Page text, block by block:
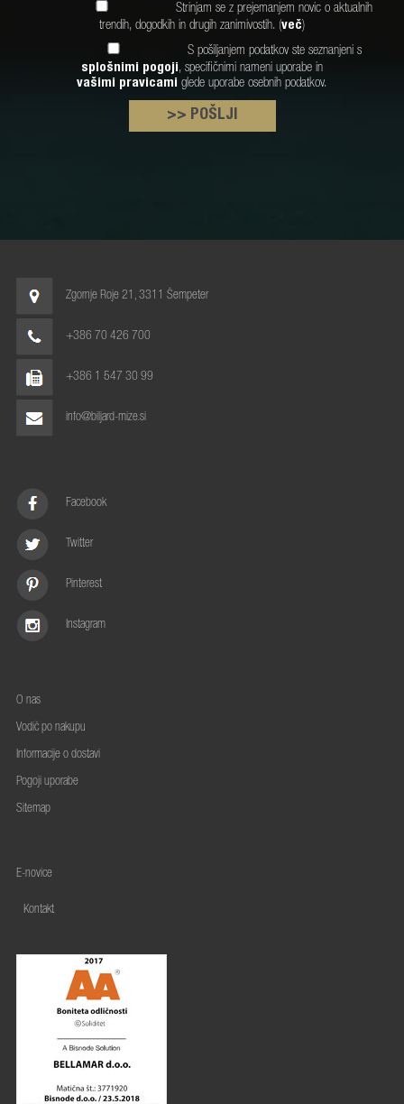
Strinjam se z prejemanjem novic o aktualnih
trendih, dogodkih in drugih zanimivostih. (več)
S pošiljanjem podatkov ste seznanjeni s
splošnimi pogoji, specifičnimi nameni uporabe in
vašimi pravicami glede uporabe osebnih podatkov.
>> POŠLJI
Zgornje Roje 21, 3311 Šempeter
+386 70 426 700
+386 1 547 30 99
info@biljard-mize.si
Facebook
Twitter
Pinterest
Instagram
O nas
Vodič po nakupu
Informacije o dostavi
Pogoji uporabe
Sitemap
E-novice
Kontakt